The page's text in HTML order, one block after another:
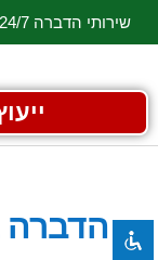
visibility_off
title סמן כותרות
zoom_out זום
שירותי הדברה 24/7
ייעוץ
הדברה